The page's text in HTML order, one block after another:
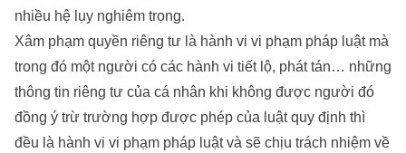
nhiều hệ lụy nghiêm trọng.
Xâm phạm quyền riêng tư là hành vi vi phạm pháp luật mà
trong đó một người có các hành vi tiết lộ, phát tán… những
thông tin riêng tư của cá nhân khi không được người đó
đồng ý trừ trường hợp được phép của luật quy định thì
đều là hành vi vi phạm pháp luật và sẽ chịu trách nhiệm về